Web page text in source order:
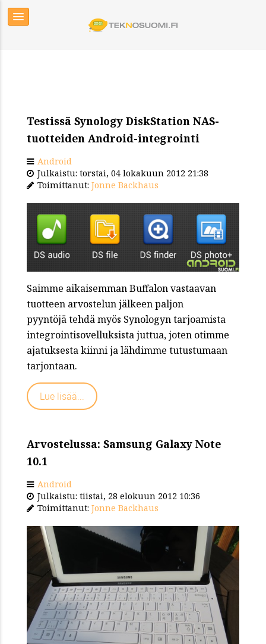
Testissä Synology DiskStation NAS-
tuotteiden Android-integrointi
Android
Julkaistu: torstai, 04 lokakuun 2012 21:38
Toimittanut: Jonne Backhaus
Saimme aikaisemman Buffalon vastaavan
tuotteen arvostelun jälkeen paljon
pyyntöjä tehdä myös Synologyn tarjoamista
integrointisovelluksista juttua, joten otimme
ajatuksesta kiinni ja lähdimme tutustumaan
tarjontaan.
Lue lisää...
Arvostelussa: Samsung Galaxy Note
10.1
Android
Julkaistu: tiistai, 28 elokuun 2012 10:36
Toimittanut: Jonne Backhaus